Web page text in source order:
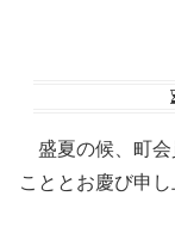
盛夏の候、町会
こととお慶び申し